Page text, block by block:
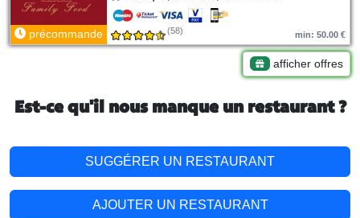
précommande (58) min: 50.00 €
afficher offres
Est-ce qu'il nous manque un restaurant ?
SUGGÉRER UN RESTAURANT
AJOUTER UN RESTAURANT